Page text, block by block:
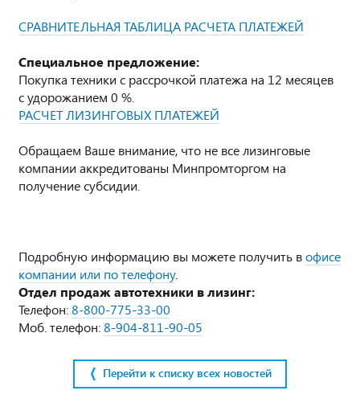
СРАВНИТЕЛЬНАЯ ТАБЛИЦА РАСЧЕТА ПЛАТЕЖЕЙ
Специальное предложение:
Покупка техники с рассрочкой платежа на 12 месяцев
с удорожанием 0 %.
РАСЧЕТ ЛИЗИНГОВЫХ ПЛАТЕЖЕЙ
Обращаем Ваше внимание, что не все лизинговые
компании аккредитованы Минпромторгом на
получение субсидии.
Подробную информацию вы можете получить вофисе
компании или по телефону.
Отдел продаж автотехники в лизинг:
Телефон:8-800-775-33-00
Моб. телефон:8-904-811-90-05
Перейти к списку всех новостей